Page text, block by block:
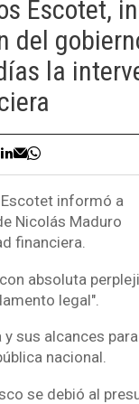
Escotet,
del
la
Escotet informó a
Nicolás Maduro
financiera.
absoluta
legal".
sus alcances
nacional.
se debió al